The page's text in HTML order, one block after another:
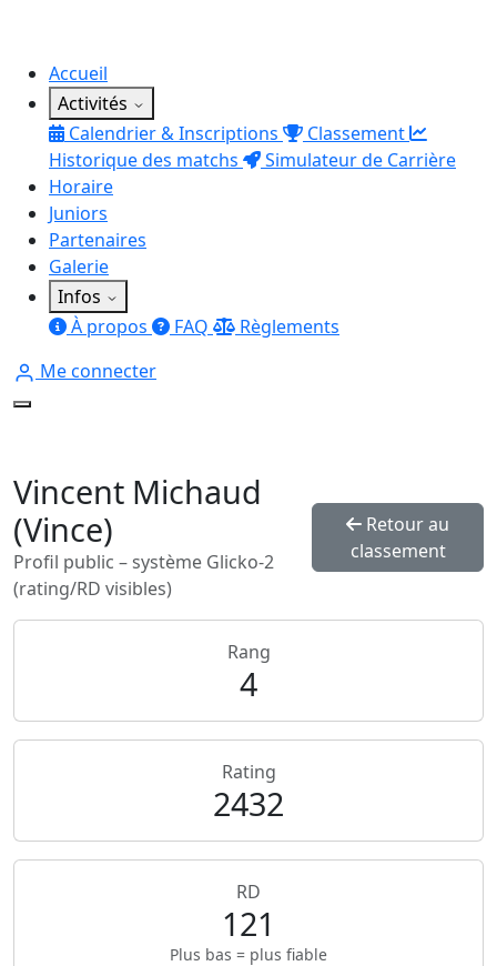
Accueil
Activités
Calendrier & Inscriptions
Classement
Historique des matchs
Simulateur de Carrière
Horaire
Juniors
Partenaires
Galerie
Infos
À propos
FAQ
Règlements
Me connecter
Vincent Michaud
(Vince)
Profil public – système Glicko‑2
(rating/RD visibles)
Retour au
classement
Rang
4
Rating
2432
RD
121
Plus bas = plus fiable